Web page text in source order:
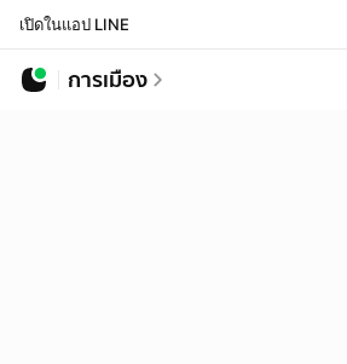
เปิดในแอป LINE
การเมือง